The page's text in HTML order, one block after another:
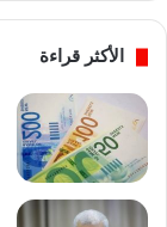
الأكثر قراءة